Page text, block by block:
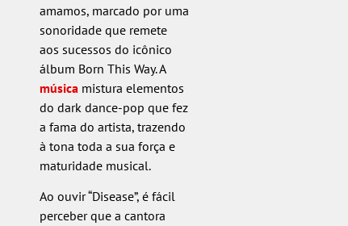
amamos, marcado por uma
sonoridade que remete
aos sucessos do icônico
álbum Born This Way. A
música mistura elementos
do dark dance-pop que fez
a fama do artista, trazendo
à tona toda a sua força e
maturidade musical.
Ao ouvir “Disease”, é fácil
perceber que a cantora